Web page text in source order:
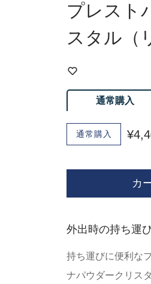
プレスト
スタル（
通常購入
通常購入
カ
外出時の持ち運
持ち運びに便利な
ナパウダークリス